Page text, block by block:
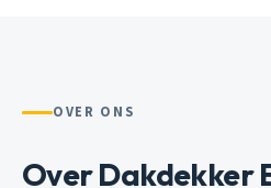
OVER ONS
Over Dakdekker